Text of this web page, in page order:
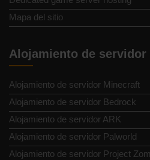
Mapa del sitio
Alojamiento de servidor
Alojamiento de servidor Minecraft
Alojamiento de servidor Bedrock
Alojamiento de servidor ARK
Alojamiento de servidor Palworld
Alojamiento de servidor Project